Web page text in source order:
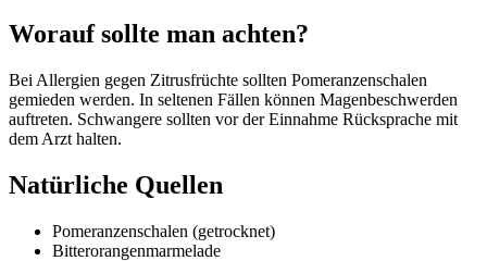
Worauf sollte man achten?
Bei Allergien gegen Zitrusfrüchte sollten Pomeranzenschalen
gemieden werden. In seltenen Fällen können Magenbeschwerden
auftreten. Schwangere sollten vor der Einnahme Rücksprache mit
dem Arzt halten.
Natürliche Quellen
Pomeranzenschalen (getrocknet)
Bitterorangenmarmelade